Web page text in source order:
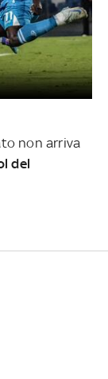
non arriva
del